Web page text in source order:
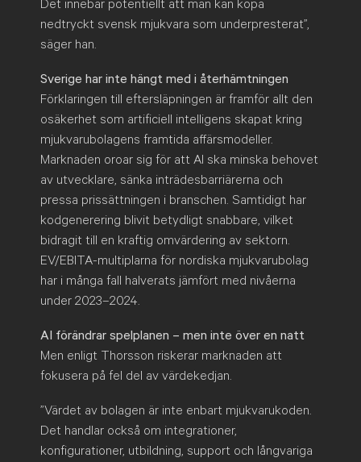
Det innebär potentiellt att man kan köpa
nedtryckt svensk mjukvara som underpresterat”,
säger han.
Sverige har inte hängt med i återhämtningen
Förklaringen till eftersläpningen är framför allt den
osäkerhet som artificiell intelligens skapat kring
mjukvarubolagens framtida affärsmodeller.
Marknaden oroar sig för att AI ska minska behovet
av utvecklare, sänka inträdesbarriärerna och
pressa prissättningen i branschen. Samtidigt har
kodgenerering blivit betydligt snabbare, vilket
bidragit till en kraftig omvärdering av sektorn.
EV/EBITA-multiplarna för nordiska mjukvarubolag
har i många fall halverats jämfört med nivåerna
under 2023–2024.
AI förändrar spelplanen – men inte över en natt
Men enligt Thorsson riskerar marknaden att
fokusera på fel del av värdekedjan.
”Värdet av bolagen är inte enbart mjukvarukoden.
Det handlar också om integrationer,
konfigurationer, utbildning, support och långvariga